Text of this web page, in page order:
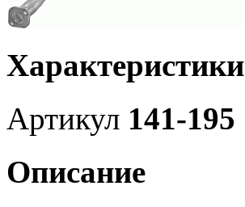
Характеристики
Артикул 141-195
Описание